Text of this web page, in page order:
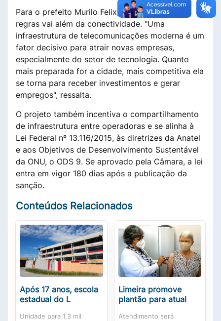
Para o prefeito Murilo Felix, a atualização das
regras vai além da conectividade. "Uma
infraestrutura de telecomunicações moderna é um
fator decisivo para atrair novas empresas,
especialmente do setor de tecnologia. Quanto
mais preparada for a cidade, mais competitiva ela
se torna para receber investimentos e gerar
empregos", ressalta.
O projeto também incentiva o compartilhamento
de infraestrutura entre operadoras e se alinha à
Lei Federal nº 13.116/2015, às diretrizes da Anatel
e aos Objetivos de Desenvolvimento Sustentável
da ONU, o ODS 9. Se aprovado pela Câmara, a lei
entra em vigor 180 dias após a publicação da
sanção.
Conteúdos Relacionados
Após 17 anos, escola
estadual do L
Unidade para 1,3 mil
Limeira promove
plantão para atual
Atendimento será